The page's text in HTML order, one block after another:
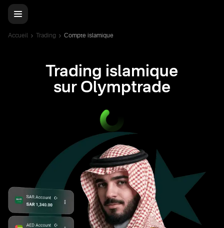
Accueil Trading Compte islamique
Trading islamique
sur Olymptrade